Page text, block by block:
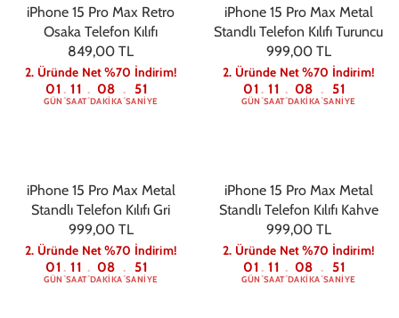
iPhone 15 Pro Max Retro
Osaka Telefon Kılıfı
849,00 TL
2. Üründe Net %70 İndirim!
01
GÜN : 11
SAAT: 08
DAKIKA: 50
SANIYE
iPhone 15 Pro Max Metal
Standlı Telefon Kılıfı Turuncu
999,00 TL
2. Üründe Net %70 İndirim!
01
GÜN : 11
SAAT: 08
DAKIKA: 50
SANIYE
iPhone 15 Pro Max Metal
Standlı Telefon Kılıfı Gri
999,00 TL
2. Üründe Net %70 İndirim!
01
GÜN : 11
SAAT: 08
DAKIKA: 50
SANIYE
iPhone 15 Pro Max Metal
Standlı Telefon Kılıfı Kahve
999,00 TL
2. Üründe Net %70 İndirim!
01
GÜN : 11
SAAT: 08
DAKIKA: 50
SANIYE